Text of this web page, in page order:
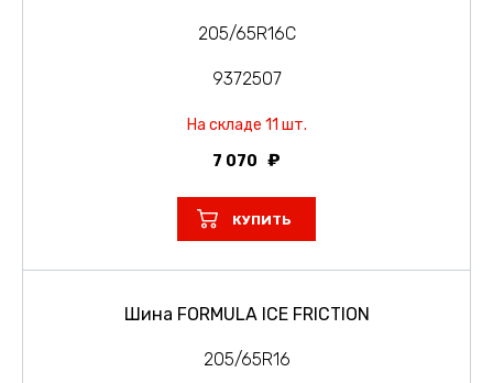
205/65R16C
9372507
На складе 11 шт.
7 070
КУПИТЬ
Шина FORMULA ICE FRICTION
205/65R16